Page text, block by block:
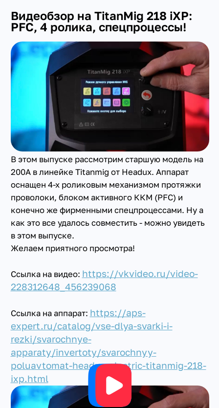
+7(351) 223-98-74
заказать звонок
Видеобзор на TitanMig 218 iXP:
PFC, 4 ролика, спецпроцессы!
В этом выпуске рассмотрим старшую модель на
200А в линейке Titanmig от Headux. Аппарат
оснащен 4-х роликовым механизмом протяжки
проволоки, блоком активного ККМ (PFC) и
конечно же фирменными спецпроцессами. Ну а
как это все удалось совместить - можно увидеть
в этом выпуске.
Желаем приятного просмотра!
Ссылка на видео: https://vkvideo.ru/video-
228312648_456239068
Ссылка на аппарат: https://aps-
expert.ru/catalog/vse-dlya-svarki-i-
rezki/svarochnye-
apparaty/invertoty/svarochnyy-
poluavtomat-headux-electric-titanmig-218-
ixp.html